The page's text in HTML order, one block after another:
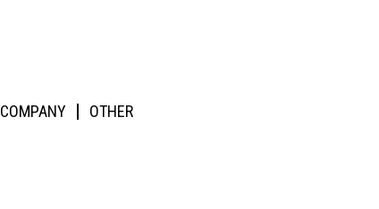
KITCHEN
COMPANY OTHER